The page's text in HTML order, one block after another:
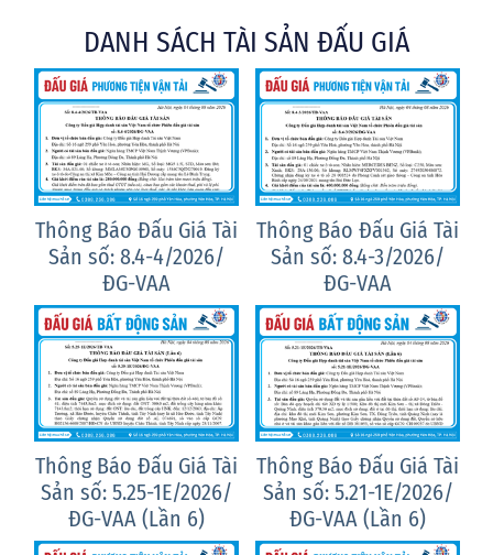
DANH SÁCH TÀI SẢN ĐẤU GIÁ
Thông Báo Đấu Giá Tài
Sản số: 8.4-4/2026/
ĐG-VAA
Thông Báo Đấu Giá Tài
Sản số: 8.4-3/2026/
ĐG-VAA
Thông Báo Đấu Giá Tài
Sản số: 5.25-1E/2026/
ĐG-VAA (Lần 6)
Thông Báo Đấu Giá Tài
Sản số: 5.21-1E/2026/
ĐG-VAA (Lần 6)